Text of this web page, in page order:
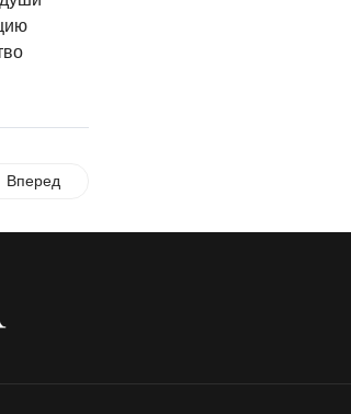
Вперед
выплатой